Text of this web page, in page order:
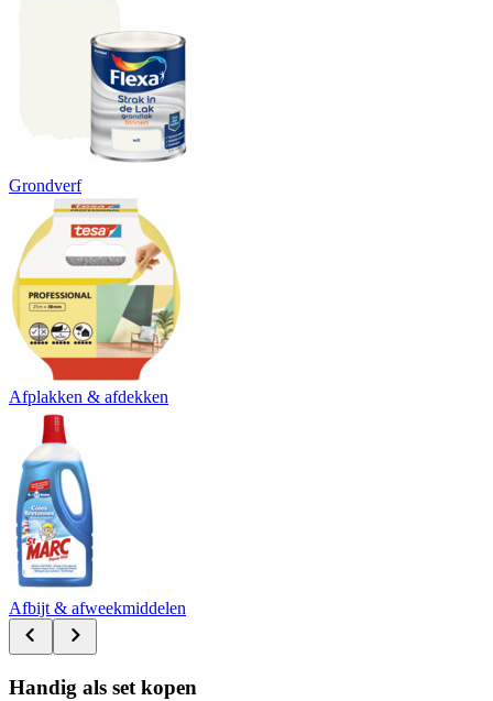
Grondverf
Afplakken & afdekken
Afbijt & afweekmiddelen
Handig als set kopen